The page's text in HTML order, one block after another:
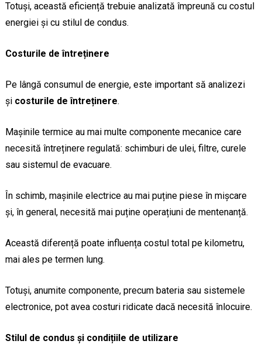
Totuși, această eficiență trebuie analizată împreună cu costul
energiei și cu stilul de condus.
Costurile de întreținere
Pe lângă consumul de energie, este important să analizezi
și costurile de întreținere.
Mașinile termice au mai multe componente mecanice care
necesită întreținere regulată: schimburi de ulei, filtre, curele
sau sistemul de evacuare.
În schimb, mașinile electrice au mai puține piese în mișcare
și, în general, necesită mai puține operațiuni de mentenanță.
Această diferență poate influența costul total pe kilometru,
mai ales pe termen lung.
Totuși, anumite componente, precum bateria sau sistemele
electronice, pot avea costuri ridicate dacă necesită înlocuire.
Stilul de condus și condițiile de utilizare